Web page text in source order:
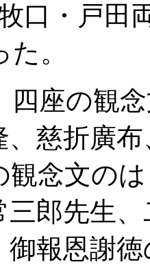
口・戸田
。
四座の観
、慈折廣
観念文の
三郎先生
御報恩謝